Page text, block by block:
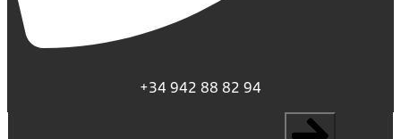
+34 942 88 82 94